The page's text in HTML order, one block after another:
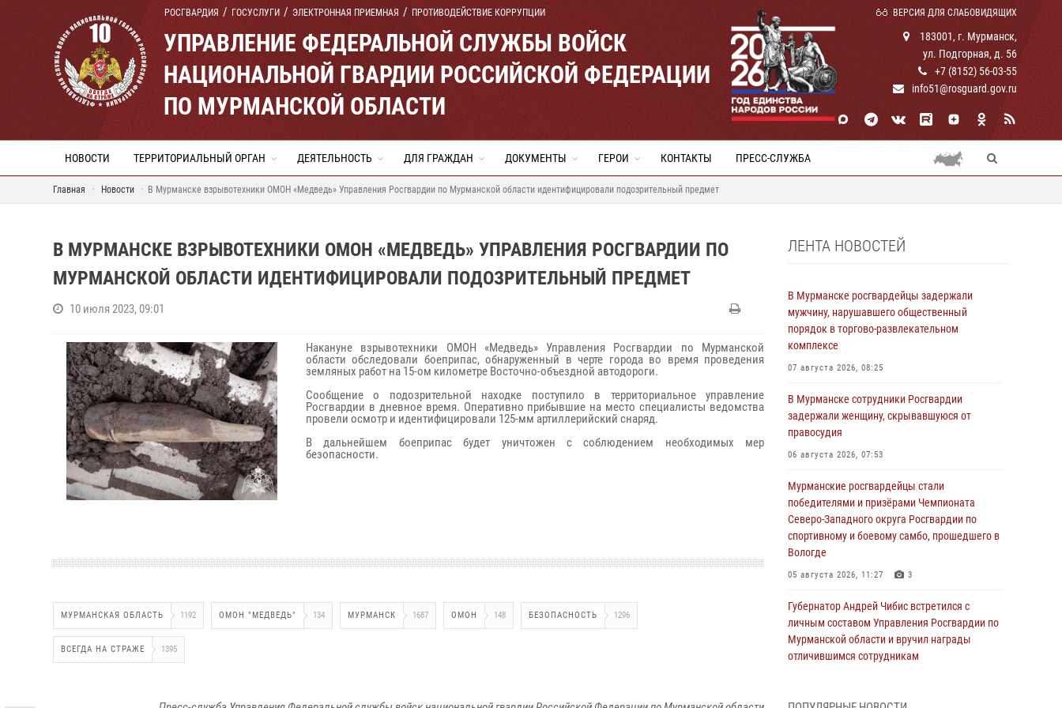
РОСГВАРДИЯ ГОСУСЛУГИ ЭЛЕКТРОННАЯ ПРИЕМНАЯ ПРОТИВОДЕЙСТВИЕ КОРРУПЦИИ ВЕРСИЯ ДЛЯ СЛАБОВИДЯЩИХ
УПРАВЛЕНИЕ ФЕДЕРАЛЬНОЙ СЛУЖБЫ ВОЙСК
НАЦИОНАЛЬНОЙ ГВАРДИИ РОССИЙСКОЙ ФЕДЕРАЦИИ
ПО МУРМАНСКОЙ ОБЛАСТИ
183001, г. Мурманск,
ул. Подгорная, д. 56
+7 (8152) 56-03-55
info51@rosguard.gov.ru
НОВОСТИ ТЕРРИТОРИАЛЬНЫЙ ОРГАН ДЕЯТЕЛЬНОСТЬ ДЛЯ ГРАЖДАН ДОКУМЕНТЫ ГЕРОИ КОНТАКТЫ ПРЕСС-СЛУЖБА
Главная Новости В Мурманске взрывотехники ОМОН «Медведь» Управления Росгвардии по Мурманской области идентифицировали подозрительный предмет
В МУРМАНСКЕ ВЗРЫВОТЕХНИКИ ОМОН «МЕДВЕДЬ» УПРАВЛЕНИЯ РОСГВАРДИИ ПО
МУРМАНСКОЙ ОБЛАСТИ ИДЕНТИФИЦИРОВАЛИ ПОДОЗРИТЕЛЬНЫЙ ПРЕДМЕТ
10 июля 2023, 09:01
Накануне взрывотехники ОМОН «Медведь» Управления Росгвардии по Мурманской
области обследовали боеприпас, обнаруженный в черте города во время проведения
земляных работ на 15-ом километре Восточно-объездной автодороги.
Сообщение о подозрительной находке поступило в территориальное управление
Росгвардии в дневное время. Оперативно прибывшие на место специалисты ведомства
провели осмотр и идентифицировали 125-мм артиллерийский снаряд.
В дальнейшем боеприпас будет уничтожен с соблюдением необходимых мер
безопасности.
МУРМАНСКАЯ ОБЛАСТЬ 1192 ОМОН "МЕДВЕДЬ" 134 МУРМАНСК 1687 ОМОН 148 БЕЗОПАСНОСТЬ 1296
ВСЕГДА НА СТРАЖЕ 1395
ЛЕНТА НОВОСТЕЙ
В Мурманске росгвардейцы задержали
мужчину, нарушавшего общественный
порядок в торгово-развлекательном
комплексе
07 августа 2026, 08:25
В Мурманске сотрудники Росгвардии
задержали женщину, скрывавшуюся от
правосудия
06 августа 2026, 07:53
Мурманские росгвардейцы стали
победителями и призёрами Чемпионата
Северо-Западного округа Росгвардии по
спортивному и боевому самбо, прошедшего в
Вологде
05 августа 2026, 11:27 3
Губернатор Андрей Чибис встретился с
личным составом Управления Росгвардии по
Мурманской области и вручил награды
отличившимся сотрудникам